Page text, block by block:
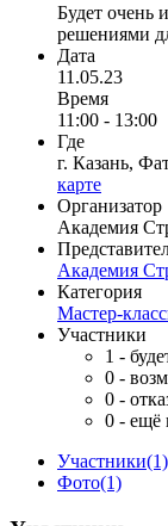
Будет очень
решениями
Дата
11.05.23
Время
11:00 - 13:00
Где
г. Казань,
карте
Организатор
Академия
Академия
Категория
Мастер-
Участники
1 -
0 -
0 -
0 - ещё
Участники(1)
Фото(1)